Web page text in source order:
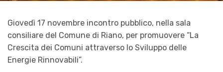
Giovedì 17 novembre incontro pubblico, nella sala
consiliare del Comune di Riano, per promuovere “La
Crescita dei Comuni attraverso lo Sviluppo delle
Energie Rinnovabili”.